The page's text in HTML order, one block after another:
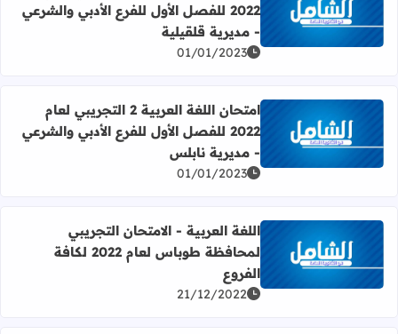
اقرأ المزيد عن امتحان اللغة العربية 2 التجريبي لعام 2022 للفصل الأول للفرع الأدبي والشرعي - مديرية قلقيلية
2022 للفصل الأول للفرع الأدبي والشرعي
- مديرية قلقيلية
01/01/2023
اقرأ المزيد عن امتحان اللغة العربية 2 التجريبي لعام 2022 للفصل الأول للفرع الأدبي والشرعي - مديرية نابلس
امتحان اللغة العربية 2 التجريبي لعام
2022 للفصل الأول للفرع الأدبي والشرعي
- مديرية نابلس
01/01/2023
اقرأ المزيد عن اللغة العربية - الامتحان التجريبي لمحافظة طوباس لعام 2022
اللغة العربية - الامتحان التجريبي
لمحافظة طوباس لعام 2022 لكافة
الفروع
21/12/2022